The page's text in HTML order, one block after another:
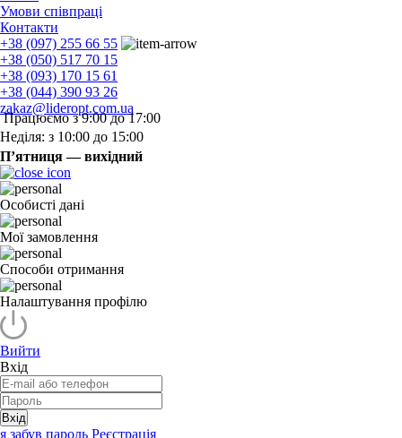
Умови співпраці
Контакти
+38 (097) 255 66 55
+38 (050) 517 70 15
+38 (093) 170 15 61
+38 (044) 390 93 26
zakaz@lideropt.com.ua
Працюємо з 9:00 до 17:00
Неділя: з 10:00 до 15:00
П’ятниця — вихідний
Особисті дані
Мої замовлення
Способи отримання
Налаштування профілю
Вийти
Вхід
Вхід
я забув пароль Реєстрація